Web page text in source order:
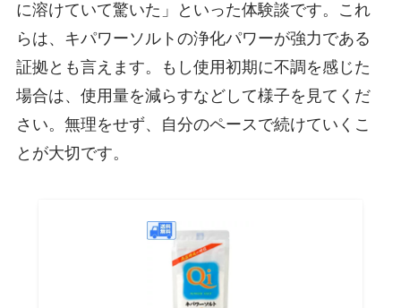
に溶けていて驚いた」といった体験談です。これ
らは、キパワーソルトの浄化パワーが強力である
証拠とも言えます。もし使用初期に不調を感じた
場合は、使用量を減らすなどして様子を見てくだ
さい。無理をせず、自分のペースで続けていくこ
とが大切です。